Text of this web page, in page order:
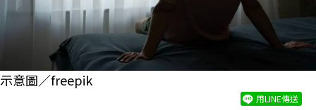
示意圖／freepik
用LINE傳送